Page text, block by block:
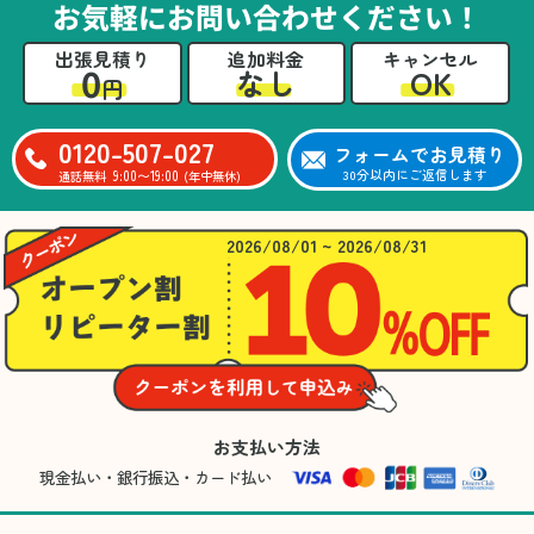
お気軽にお問い合わせください！
出張見積り
0円
追加料金
なし
キャンセル
OK
0120-507-027
通話無料 9:00〜19:00 (年中無休)
フォームでお見積り
30分以内にご返信します
2026/08/01 ~ 2026/08/31
お支払い方法
現金払い・銀行振込・カード払い